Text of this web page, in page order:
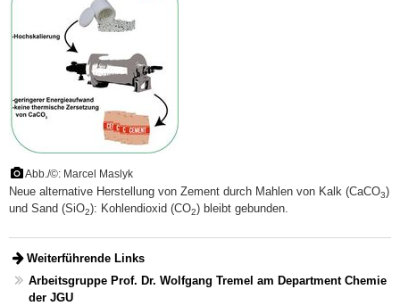
Abb./©: Marcel Maslyk
Neue alternative Herstellung von Zement durch Mahlen von Kalk (CaCO3)
und Sand (SiO2): Kohlendioxid (CO2) bleibt gebunden.
Weiterführende Links
Arbeitsgruppe Prof. Dr. Wolfgang Tremel am Department Chemie
der JGU